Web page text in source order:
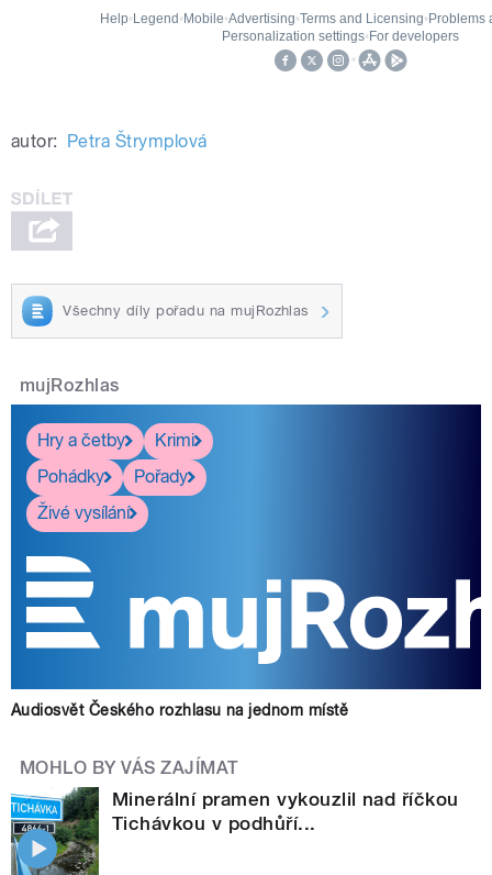
autor: Petra Štrymplová
Všechny díly pořadu na mujRozhlas
mujRozhlas
Hry a četby
Krimi
Pohádky
Pořady
Živé vysílání
Audiosvět Českého rozhlasu na jednom místě
MOHLO BY VÁS ZAJÍMAT
Minerální pramen vykouzlil nad říčkou
Tichávkou v podhůří...